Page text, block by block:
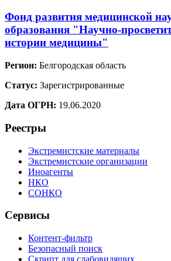
Фонд развития медицинской
образования "Научно-
истории медицины"
Регион: Белгородская область
Статус: Зарегистрированные
Дата ОГРН: 19.06.2020
Реестры
Экстремистские материалы
Экстремистские организации
Иноагенты
НКО
СОНКО
Сервисы
Контент-фильтр
Безопасный поиск
Скрипт для слабовидящих